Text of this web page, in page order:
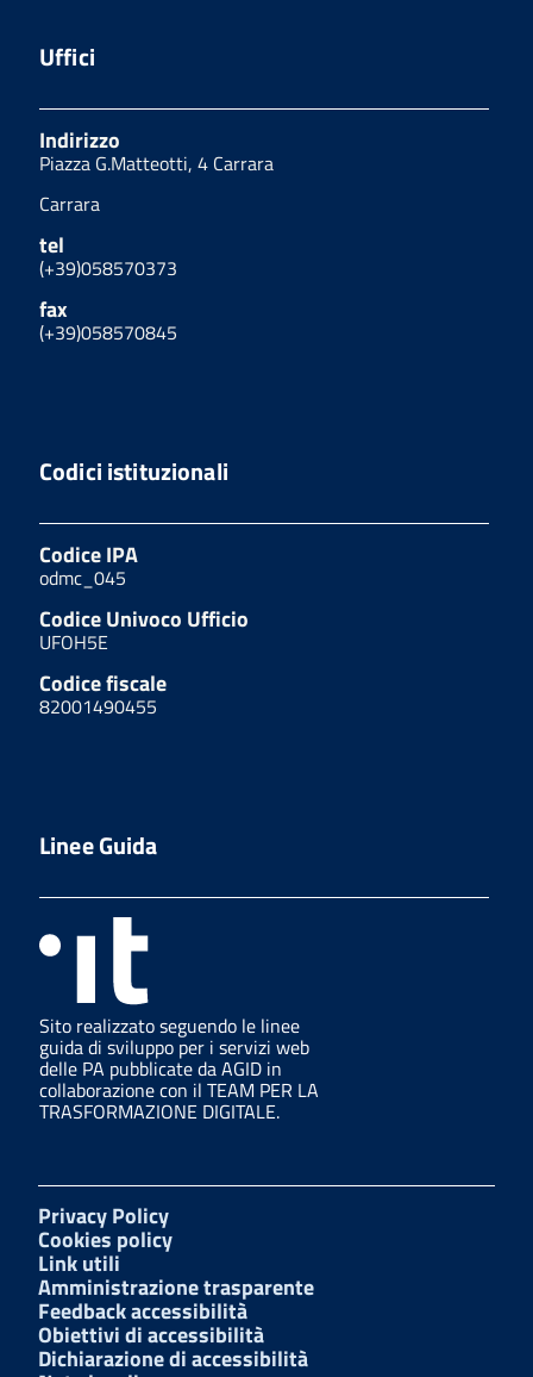
Uffici
Indirizzo
Piazza G.Matteotti, 4 Carrara
Carrara
tel
(+39)058570373
fax
(+39)058570845
Codici istituzionali
Codice IPA
odmc_045
Codice Univoco Ufficio
UFOH5E
Codice fiscale
82001490455
Linee Guida
Sito realizzato seguendo le linee
guida di sviluppo per i servizi web
delle PA pubblicate da AGID in
collaborazione con il TEAM PER LA
TRASFORMAZIONE DIGITALE.
Privacy Policy
Cookies policy
Link utili
Amministrazione trasparente
Feedback accessibilità
Obiettivi di accessibilità
Dichiarazione di accessibilità